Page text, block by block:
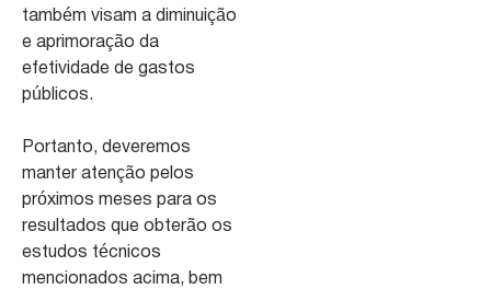
também visam a diminuição
e aprimoração da
efetividade de gastos
públicos.
Portanto, deveremos
manter atenção pelos
próximos meses para os
resultados que obterão os
estudos técnicos
mencionados acima, bem